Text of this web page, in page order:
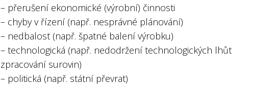
– přerušení ekonomické (výrobní) činnosti
– chyby v řízení (např. nesprávné plánování)
– nedbalost (např. špatné balení výrobku)
– technologická (např. nedodržení technologických lhůt
zpracování surovin)
– politická (např. státní převrat)